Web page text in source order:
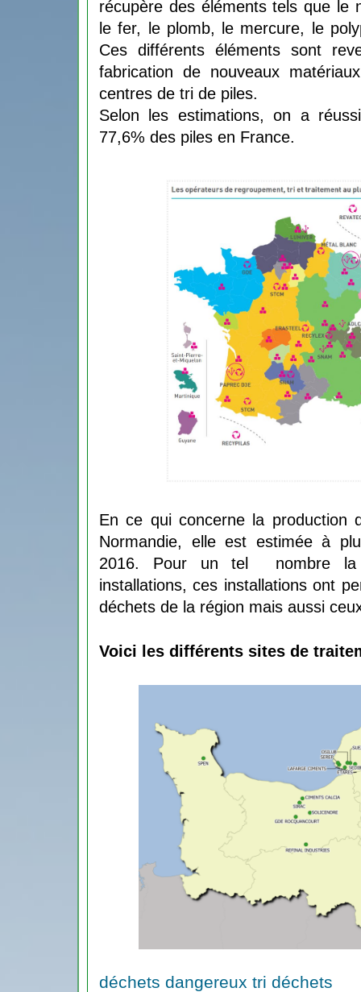
récupère des éléments tels que le
le fer, le plomb, le mercure, le
Ces différents éléments sont
fabrication de nouveaux
centres de tri de piles.
Selon les estimations, on a
77,6% des piles en France.
En ce qui concerne la production
Normandie, elle est estimée à
2016. Pour un tel  nombre la
installations, ces installations ont
déchets de la région mais aussi
Voici les différents sites de
déchets dangereux tri déchets